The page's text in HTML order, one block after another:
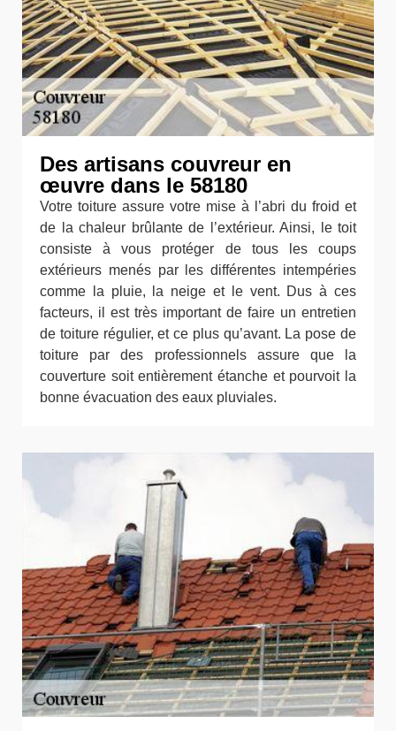
Des artisans couvreur en
œuvre dans le 58180
Votre toiture assure votre mise à l’abri du froid et
de la chaleur brûlante de l’extérieur. Ainsi, le toit
consiste à vous protéger de tous les coups
extérieurs menés par les différentes intempéries
comme la pluie, la neige et le vent. Dus à ces
facteurs, il est très important de faire un entretien
de toiture régulier, et ce plus qu’avant. La pose de
toiture par des professionnels assure que la
couverture soit entièrement étanche et pourvoit la
bonne évacuation des eaux pluviales.